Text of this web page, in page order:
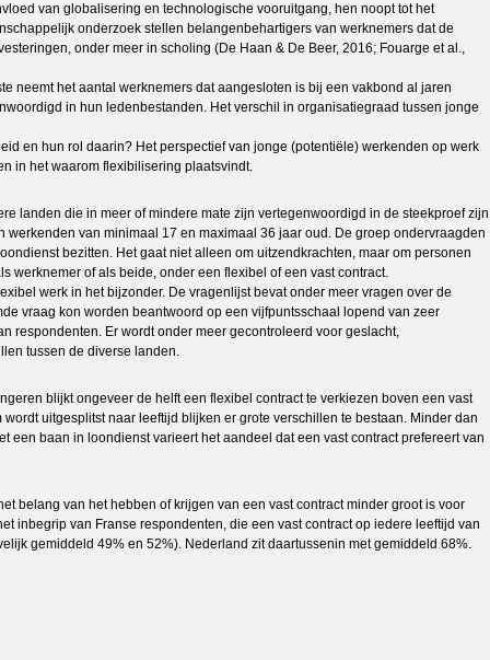
van globalisering en technologische vooruitgang, hen noopt tot het
onderzoek stellen belangenbehartigers van werknemers dat de
onder meer in scholing (De Haan & De Beer, 2016; Fouarge et al.,
neemt het aantal werknemers dat aangesloten is bij een vakbond al jaren
in hun ledenbestanden. Het verschil in organisatiegraad tussen jonge
en hun rol daarin? Het perspectief van jonge (potentiële) werkenden op werk
in het waarom flexibilisering plaatsvindt.
landen die in meer of mindere mate zijn vertegenwoordigd in de steekproef zijn
van minimaal 17 en maximaal 36 jaar oud. De groep ondervraagden
bezitten. Het gaat niet alleen om uitzendkrachten, maar om personen
werknemer of als beide, onder een flexibel of een vast contract.
werk in het bijzonder. De vragenlijst bevat onder meer vragen over de
vraag kon worden beantwoord op een vijfpuntsschaal lopend van zeer
respondenten. Er wordt onder meer gecontroleerd voor geslacht,
tussen de diverse landen.
blijkt ongeveer de helft een flexibel contract te verkiezen boven een vast
uitgesplitst naar leeftijd blijken er grote verschillen te bestaan. Minder dan
baan in loondienst varieert het aandeel dat een vast contract prefereert van
belang van het hebben of krijgen van een vast contract minder groot is voor
inbegrip van Franse respondenten, die een vast contract op iedere leeftijd van
gemiddeld 49% en 52%). Nederland zit daartussenin met gemiddeld 68%.